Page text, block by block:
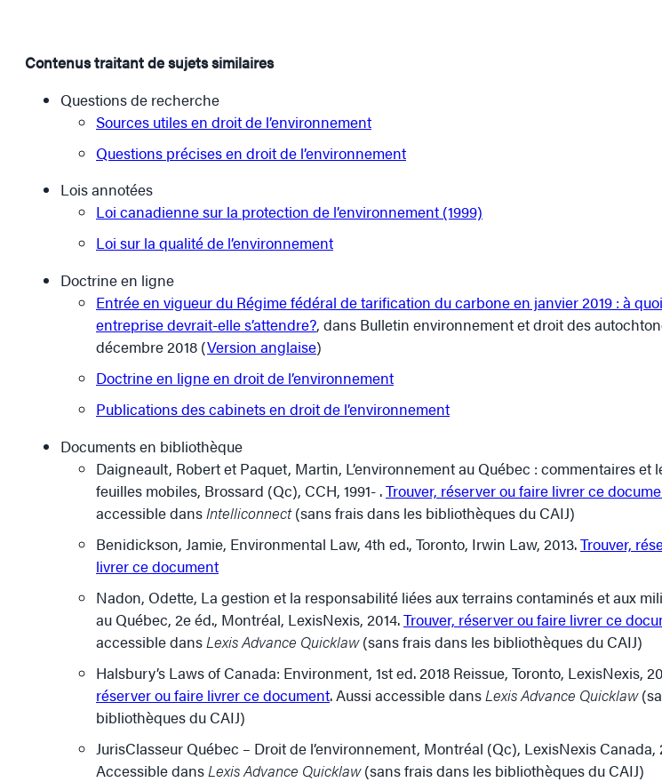
Contenus traitant de sujets similaires
Questions de recherche
Sources utiles en droit de l’environnement
Questions précises en droit de l’environnement
Lois annotées
Loi canadienne sur la protection de l’environnement (1999)
Loi sur la qualité de l’environnement
Doctrine en ligne
Entrée en vigueur du Régime fédéral de tarification du carbone en janvier 2019 : à
entreprise devrait-elle s’attendre?, dans Bulletin environnement et droit des
décembre 2018 (Version anglaise)
Doctrine en ligne en droit de l’environnement
Publications des cabinets en droit de l’environnement
Documents en bibliothèque
Daigneault, Robert et Paquet, Martin, L’environnement au Québec : commentaires et
feuilles mobiles, Brossard (Qc), CCH, 1991- .Trouver, réserver ou faire livrer ce
accessible dans Intelliconnect(sans frais dans les bibliothèques du CAIJ)
Benidickson, Jamie, Environmental Law, 4th ed., Toronto, Irwin Law, 2013.Trouver,
livrer ce document
Nadon, Odette, La gestion et la responsabilité liées aux terrains contaminés et aux
au Québec, 2e éd., Montréal, LexisNexis, 2014.Trouver, réserver ou faire livrer ce
accessible dans Lexis Advance Quicklaw(sans frais dans les bibliothèques du CAIJ)
Halsbury’s Laws of Canada: Environment, 1st ed. 2018 Reissue, Toronto, LexisNexis,
réserver ou faire livrer ce document. Aussi accessible dans Lexis Advance Quicklaw
bibliothèques du CAIJ)
JurisClasseur Québec – Droit de l’environnement, Montréal (Qc), LexisNexis Canada,
Accessible dans Lexis Advance Quicklaw(sans frais dans les bibliothèques du CAIJ)